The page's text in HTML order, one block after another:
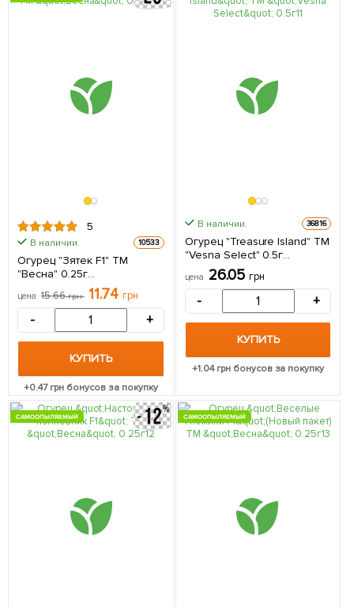
5
В наличии. 10533
Огурец "Зятек F1" ТМ
"Весна" 0.25г
(самоопыляемый)
цена 15.66грн 11.74 грн
- +
КУПИТЬ
+0.47грн бонусов за покупку
В наличии. 36816
Огурец "Treasure Island" ТМ
"Vesna Select" 0.5г
(самоопыляемый)
цена 26.05 грн
- +
КУПИТЬ
+1.04грн бонусов за покупку
САМООПЫЛЯЕМЫЙ САМООПЫЛЯЕМЫЙ